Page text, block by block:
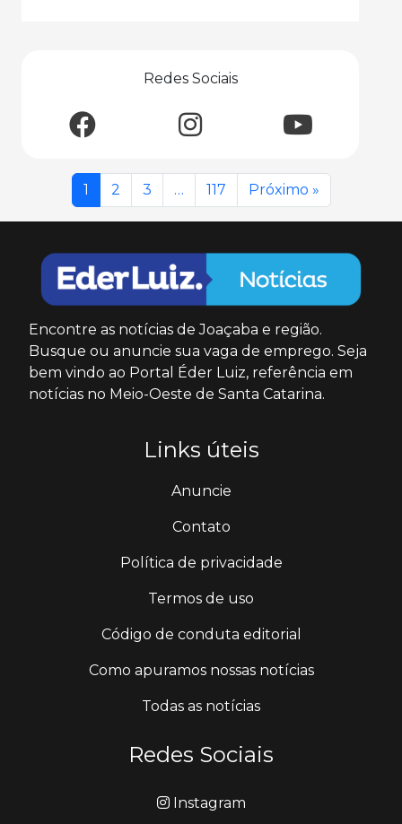
Redes Sociais
1 2 3 … 117 Próximo »
Encontre as notícias de Joaçaba e região.
Busque ou anuncie sua vaga de emprego. Seja
bem vindo ao Portal Éder Luiz, referência em
notícias no Meio-Oeste de Santa Catarina.
Links úteis
Anuncie
Contato
Política de privacidade
Termos de uso
Código de conduta editorial
Como apuramos nossas notícias
Todas as notícias
Redes Sociais
Instagram